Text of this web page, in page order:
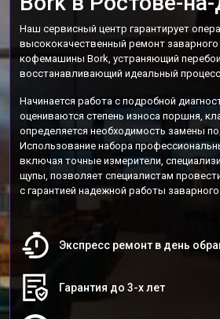
Наш сервисный центр гарантирует
высококачественный ремонт
кофемашины Bork, устраняющий
восстанавливающий идеальный
Начинается работа с подробной
оцениваются степень износа поршня,
определяется необходимость замены
Использование набора
включая точные измерители,
щупы, позволяет специалистам
с гарантией надежной работы
Экспресс ремонт в день
Гарантия до 3-х лет